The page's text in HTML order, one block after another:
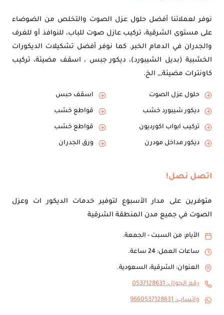
نوفر لعملائنا أفضل حلول عزل الصوت والتخلص من الضوضاء
على مستوى الشرقية، تركيب عازل صوت للباب، للنوافذ أو للغرف
والجدران في الدمام الخبر. كما نوفر أفضل تشكيلات الديكورات
الخشبية (بديل الشيبورد)، ديكور جبس ، اسقف مضيئة، تركيب
كاونترات مضيئة,,, الخ.
حلول عزل الصوت اسقف حبس
ديكور شيبورد خشب قواطع خشب
تركيب ابواب اكورديون قواطع خشب
ديكور مداخل مودرن ورق الجدران
اتصل نصل!
متوفرين على مدار الأسبوع لتوفير خدمات الديكور ات وعزل
الصوت في جميع مدن المنطقة الشرقية
الأيام: من السبت - الجمعة.
ساعات العمل: 24 ساعة.
العنوان: الشرقية، السعودية.
رقم الجوال: 0537128631
واتساب: 9660537128631